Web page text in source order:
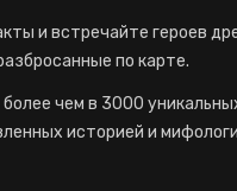
и встречайте героев
по карте.
чем в 3000
историей и